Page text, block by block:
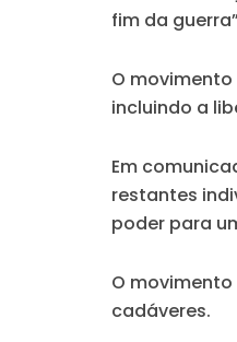
fim da
O
incluindo a
Em
restantes
poder para
O
cadáveres.